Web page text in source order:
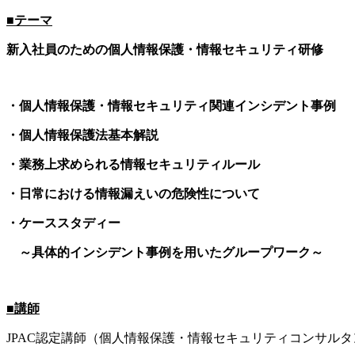
■テーマ
新入社員のための個人情報保護・情報セキュリティ研修
・個人情報保護・情報セキュリティ関連インシデント事例
・個人情報保護法基本解説
・業務上求められる情報セキュリティルール
・日常における情報漏えいの危険性について
・ケーススタディー
～具体的インシデント事例を用いたグループワーク～
■講師
JPAC認定講師（個人情報保護・情報セキュリティコンサル